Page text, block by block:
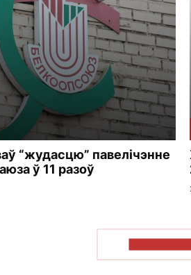
“жудасцю” павелічэнне
ў 11 разоў